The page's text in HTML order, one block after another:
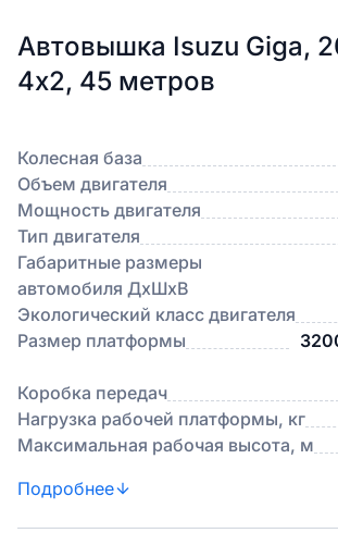
Автовышка Isuzu Giga,
4х2, 45 метров
Колесная база
Объем двигателя
Мощность двигателя
Тип двигателя
Габаритные размеры
автомобиля ДхШхВ
Экологический класс двигателя
Размер платформы
Коробка передач
Нагрузка рабочей платформы, кг
Максимальная рабочая высота, м
Подробнее